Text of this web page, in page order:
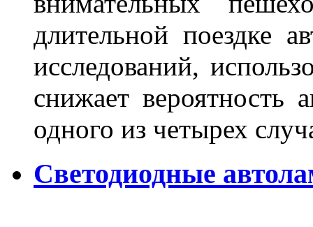
длительной поездке
исследований,
снижает вероятность
одного из четырех
Светодиодные